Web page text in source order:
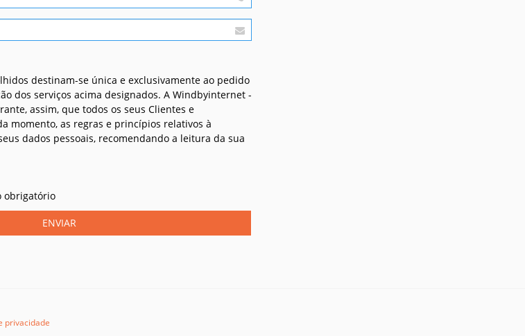
destinam-se única e exclusivamente ao pedido
dos serviços acima designados. A Windbyinternet -
assim, que todos os seus Clientes e
momento, as regras e princípios relativos à
dados pessoais, recomendando a leitura da sua
obrigatório
ENVIAR
privacidade